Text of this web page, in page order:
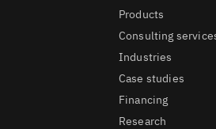
Products
Consulting
Industries
Case studies
Financing
Research